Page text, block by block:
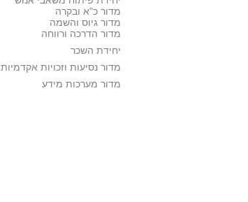
מדור כ"א ובקרה
מדור גיוס והשמה
מדור הדרכה ורווחה
יחידת השכר
מדור נסיעות וזכויות אקדמיות
מדור מערכות מידע